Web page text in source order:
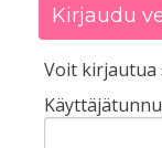
Kirjaudu
Voit kirjautua